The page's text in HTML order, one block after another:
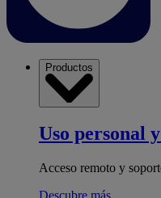
Productos
Uso personal
Acceso remoto y